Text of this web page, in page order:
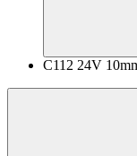
C112 24V